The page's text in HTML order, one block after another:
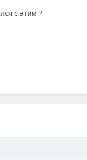
с этим ?